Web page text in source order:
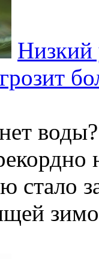
Низкий
стало